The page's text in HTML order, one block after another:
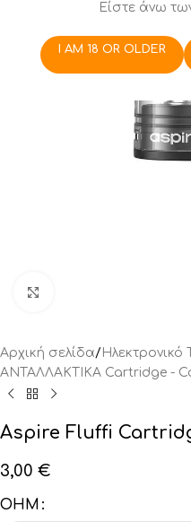
Είστε άνω
I AM 18 OR OLDER
Αρχική σελίδα/ Ηλεκτρονικό
ΑΝΤΑΛΛΑΚΤΙΚA Cartridge -
Aspire Fluffi
3,00 €
OHM